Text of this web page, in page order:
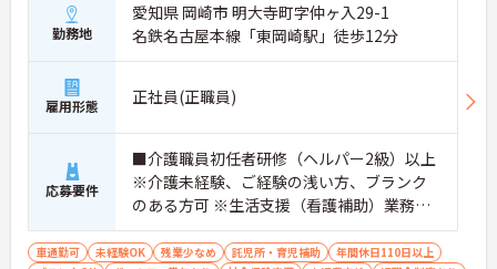
勤務地
愛知県 岡崎市 明大寺町字仲ヶ入29-1
名鉄名古屋本線「東岡崎駅」徒歩12分
雇用形態 正社員(正職員)
応募要件
■介護職員初任者研修（ヘルパー2級）以上
※介護未経験、ご経験の浅い方、ブランク
のある方可 ※生活支援（看護補助）業務か
ら経験し、訪問介護員へのキャリアアップ
を目指せます
車通勤可 未経験OK 残業少なめ 託児所・育児補助
年間休日110日以上